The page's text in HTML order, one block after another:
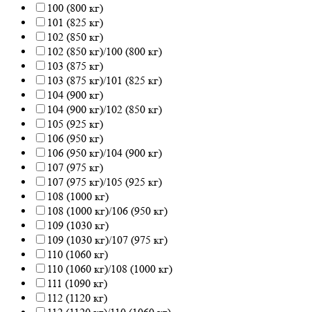
100 (800 кг)
101 (825 кг)
102 (850 кг)
102 (850 кг)/100 (800 кг)
103 (875 кг)
103 (875 кг)/101 (825 кг)
104 (900 кг)
104 (900 кг)/102 (850 кг)
105 (925 кг)
106 (950 кг)
106 (950 кг)/104 (900 кг)
107 (975 кг)
107 (975 кг)/105 (925 кг)
108 (1000 кг)
108 (1000 кг)/106 (950 кг)
109 (1030 кг)
109 (1030 кг)/107 (975 кг)
110 (1060 кг)
110 (1060 кг)/108 (1000 кг)
111 (1090 кг)
112 (1120 кг)